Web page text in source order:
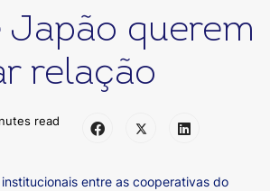
Japão querem
relação
read
entre as cooperativas do